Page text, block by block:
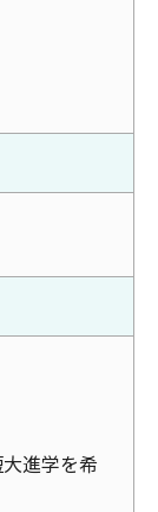
進学を希